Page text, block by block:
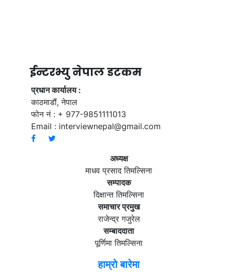
ईन्टरभ्यु नेपाल डटकम
प्रधान कार्यालय :
काठमाडौं, नेपाल
फोन नं : + 977-9851111013
Email : interviewnepal@gmail.com
अध्यक्ष
माधव प्रसाद तिमल्सिना
सम्पादक
दिक्षान्त तिमल्सिना
समाचार प्रमुख
राजेन्द्र गजुरेल
सम्बाददाता
पूर्णिमा तिमल्सिना
हाम्रो बारेमा